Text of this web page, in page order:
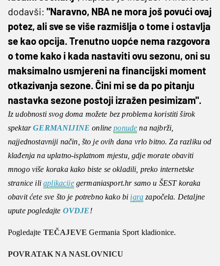
dodavši: "Naravno, NBA ne mora još povući ovaj
potez, ali sve se više razmišlja o tome i ostavlja
se kao opcija. Trenutno uopće nema razgovora
o tome kako i kada nastaviti ovu sezonu, oni su
maksimalno usmjereni na financijski moment
otkazivanja sezone. Čini mi se da po pitanju
nastavka sezone postoji izražen pesimizam".
Iz udobnosti svog doma možete bez problema koristiti širok
spektarGERMANIJINEonlineponude na najbrži,
najjednostavniji način, što je ovih dana vrlo bitno. Za razliku od
klađenja na uplatno-isplatnom mjestu, gdje morate obaviti
mnogo više koraka kako biste se okladili, preko internetske
stranice iliaplikacijegermaniasport.hr samo u ŠEST koraka
obavit ćete sve što je potrebno kako bi igra započela. Detaljne
upute pogledajte OVDJE!
Pogledajte TEČAJEVE Germania Sport kladionice.
POVRATAK NA NASLOVNICU